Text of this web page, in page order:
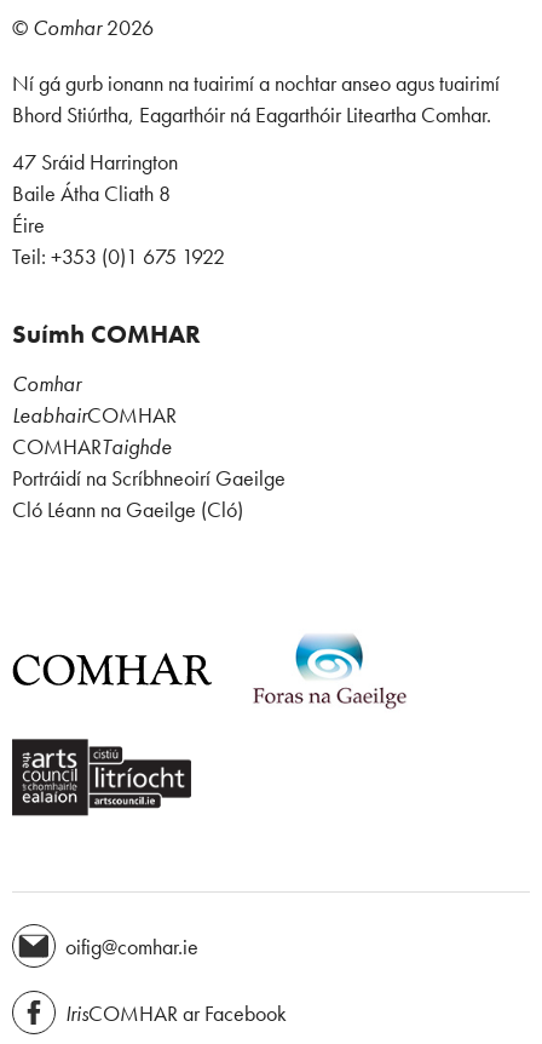
© Comhar2026
Ní gá gurb ionann na tuairimí a nochtar anseo agus tuairimí
Bhord Stiúrtha, Eagarthóir ná Eagarthóir Liteartha Comhar.
47 Sráid Harrington
Baile Átha Cliath 8
Éire
Teil: +353 (0)1 675 1922
Suímh COMHAR
Comhar
LeabhairCOMHAR
COMHARTaighde
Portráidí na Scríbhneoirí Gaeilge
Cló Léann na Gaeilge (Cló)
oifig@comhar.ie
IrisCOMHAR ar Facebook